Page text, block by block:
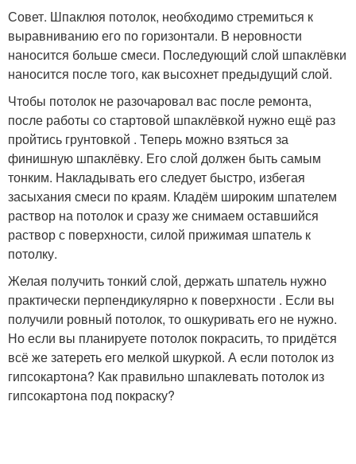
Совет. Шпаклюя потолок, необходимо стремиться к
выравниванию его по горизонтали. В неровности
наносится больше смеси. Последующий слой шпаклёвки
наносится после того, как высохнет предыдущий слой.
Чтобы потолок не разочаровал вас после ремонта,
после работы со стартовой шпаклёвкой нужно ещё раз
пройтись грунтовкой . Теперь можно взяться за
финишную шпаклёвку. Его слой должен быть самым
тонким. Накладывать его следует быстро, избегая
засыхания смеси по краям. Кладём широким шпателем
раствор на потолок и сразу же снимаем оставшийся
раствор с поверхности, силой прижимая шпатель к
потолку.
Желая получить тонкий слой, держать шпатель нужно
практически перпендикулярно к поверхности . Если вы
получили ровный потолок, то ошкуривать его не нужно.
Но если вы планируете потолок покрасить, то придётся
всё же затереть его мелкой шкуркой. А если потолок из
гипсокартона? Как правильно шпаклевать потолок из
гипсокартона под покраску?